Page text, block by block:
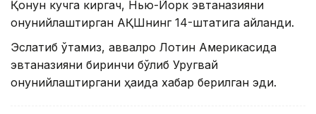
Қонун кучга киргач, Нью-Йорк эвтаназияни
қонунийлаштирган АҚШнинг 14-штатига айланди.
Эслатиб ўтамиз, аввалроқ Лотин Америкасида
эвтаназияни биринчи бўлиб Уругвай
қонунийлаштиргани ҳақида хабар берилган эди.